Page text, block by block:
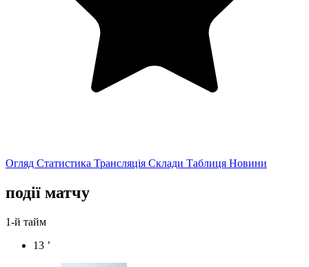
Огляд Статистика Трансляція Склади Таблиця Новини
події матчу
1-й тайм
13 ’